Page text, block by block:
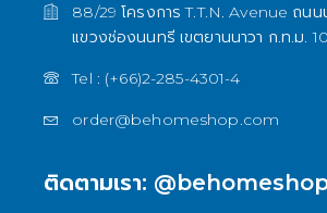
88/29 โครงการ T.T.N. Avenue ถนน
แขวงช่องนนทรี เขตยานนาวา ก.ท.ม.
Tel : (+66)2-285-4301-4
order@behomeshop.com
ติดตามเรา: